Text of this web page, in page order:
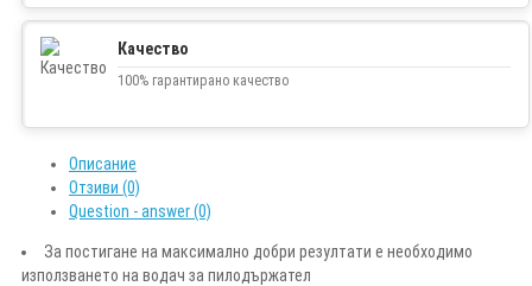
Качество
100% гарантирано качество
Описание
Отзиви (0)
Question - answer (0)
За постигане на максимално добри резултати е необходимо
използването на водач за пилодържател